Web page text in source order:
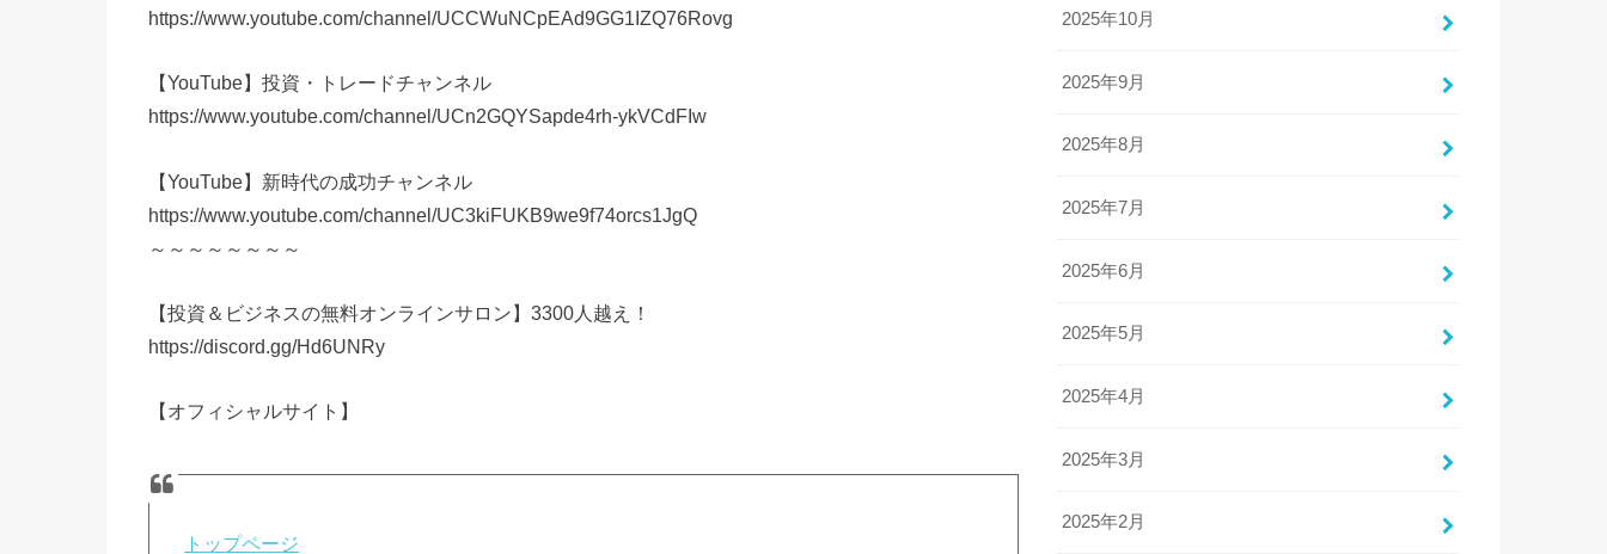
https://www.youtube.com/channel/UCCWuNCpEAd9GG1IZQ76Rovg
【YouTube】投資・トレードチャンネル
https://www.youtube.com/channel/UCn2GQYSapde4rh-ykVCdFIw
【YouTube】新時代の成功チャンネル
https://www.youtube.com/channel/UC3kiFUKB9we9f74orcs1JgQ
～～～～～～～～
【投資＆ビジネスの無料オンラインサロン】3300人越え！
https://discord.gg/Hd6UNRy
【オフィシャルサイト】
トップページ
2025年10月
2025年9月
2025年8月
2025年7月
2025年6月
2025年5月
2025年4月
2025年3月
2025年2月